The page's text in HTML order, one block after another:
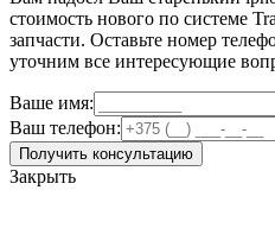
стоимость нового по системе
запчасти. Оставьте номер
уточним все интересующие
Ваше имя:
Ваш телефон:
Получить консультацию
Закрыть